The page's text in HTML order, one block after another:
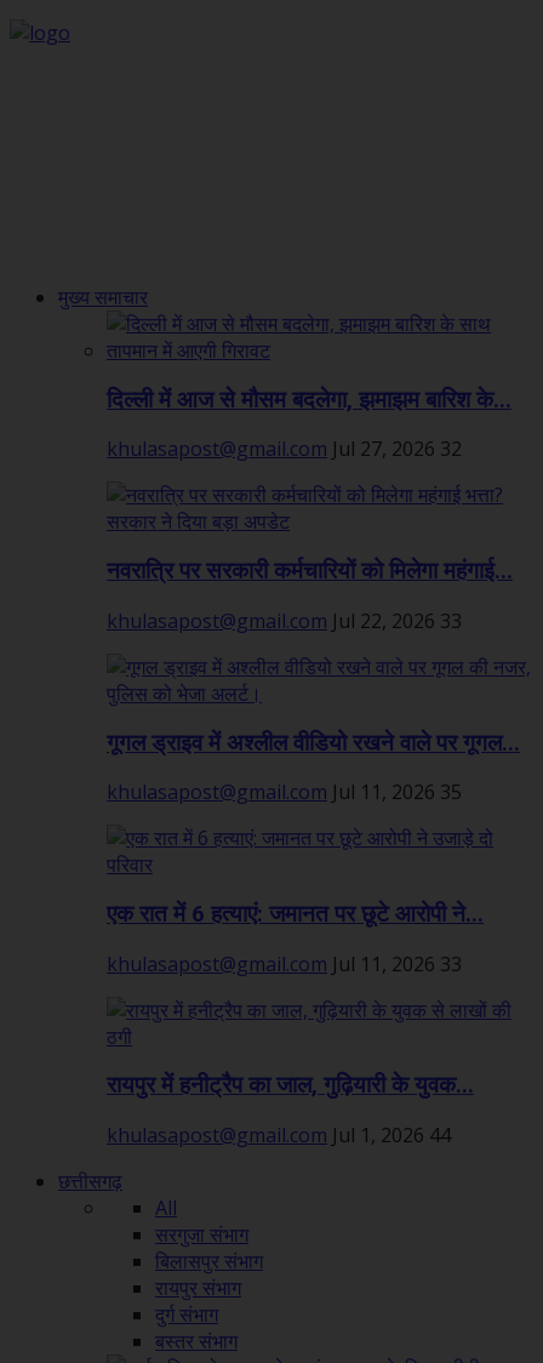
मुख्य समाचार
दिल्ली में आज से मौसम बदलेगा, झमाझम बारिश के...
khulasapost@gmail.com Jul 27, 2026 32
नवरात्रि पर सरकारी कर्मचारियों को मिलेगा महंगाई...
khulasapost@gmail.com Jul 22, 2026 33
गूगल ड्राइव में अश्लील वीडियो रखने वाले पर गूगल...
khulasapost@gmail.com Jul 11, 2026 35
एक रात में 6 हत्याएं: जमानत पर छूटे आरोपी ने...
khulasapost@gmail.com Jul 11, 2026 33
रायपुर में हनीट्रैप का जाल, गुढ़ियारी के युवक...
khulasapost@gmail.com Jul 1, 2026 44
छत्तीसगढ़
All
सरगुजा संभाग
बिलासपुर संभाग
रायपुर संभाग
दुर्ग संभाग
बस्तर संभाग